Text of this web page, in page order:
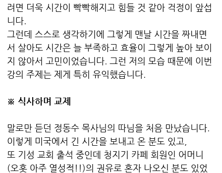
려면 더욱 시간이 빡빡해지고 힘들 것 같아 걱정이 앞섭
니다.
그런데 스스로 생각하기에 그렇게 맨날 시간을 짜내면
서 살아도 시간은 늘 부족하고 효율이 그렇게 높아 보이
지 않아서 고민이었습니다. 그런 저의 모습 때문에 이번
강의 주제는 제게 특히 유익했습니다.
※ 식사하며 교제
말로만 듣던 정동수 목사님의 따님을 처음 만났습니다.
이렇게 미국에서 긴 시간을 보내고 온 분도 있고,
또 기성 교회 출석 중인데 청지기 카페 회원인 어머니
(오홋 아주 열성적!!)의 권유로 혼자 나오신 분도 있었